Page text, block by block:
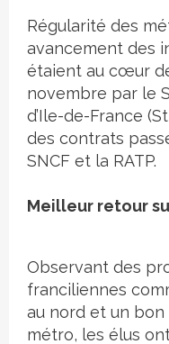
Régularité des
avancement des
étaient au cœur
novembre par le
d’Ile-de-France
des contrats
SNCF et la RATP.
Meilleur retour
Observant des
franciliennes
au nord et un
métro, les élus